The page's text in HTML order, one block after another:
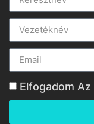
Elfogadom Az